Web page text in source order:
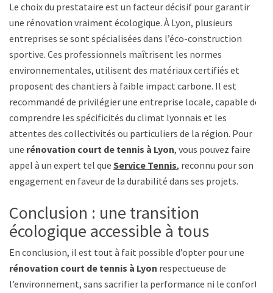
Le choix du prestataire est un facteur décisif pour garantir
une rénovation vraiment écologique. À Lyon, plusieurs
entreprises se sont spécialisées dans l’éco-construction
sportive. Ces professionnels maîtrisent les normes
environnementales, utilisent des matériaux certifiés et
proposent des chantiers à faible impact carbone. Il est
recommandé de privilégier une entreprise locale, capable de
comprendre les spécificités du climat lyonnais et les
attentes des collectivités ou particuliers de la région. Pour
une rénovation court de tennis à Lyon, vous pouvez faire
appel à un expert tel que Service Tennis, reconnu pour son
engagement en faveur de la durabilité dans ses projets.
Conclusion : une transition
écologique accessible à tous
En conclusion, il est tout à fait possible d’opter pour une
rénovation court de tennis à Lyon respectueuse de
l’environnement, sans sacrifier la performance ni le confort